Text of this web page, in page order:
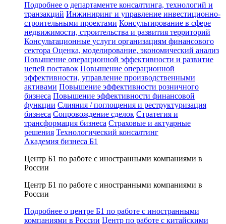
Подробнее о департаменте консалтинга, технологий и
транзакций Инжиниринг и управление инвестиционно-
строительными проектами Консультирование в сфере
недвижимости, строительства и развития территорий
Консультационные услуги организациям финансового
сектора Оценка, моделирование, экономический анализ
Повышение операционной эффективности и развитие
цепей поставок Повышение операционной
эффективности, управление производственными
активами Повышение эффективности розничного
бизнеса Повышение эффективности финансовой
функции Слияния / поглощения и реструктуризация
бизнеса Сопровождение сделок Стратегия и
трансформация бизнеса Страховые и актуарные
решения Технологический консалтинг
Академия бизнеса Б1
Центр Б1 по работе с иностранными компаниями в
России
Центр Б1 по работе с иностранными компаниями в
России
Подробнее о центре Б1 по работе с иностранными
компаниями в России Центр по работе с китайскими